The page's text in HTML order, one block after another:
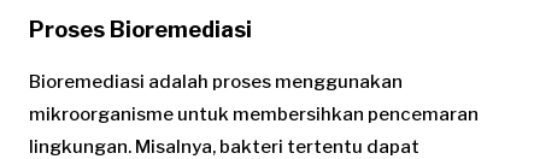
Proses Bioremediasi
Bioremediasi adalah proses menggunakan
mikroorganisme untuk membersihkan pencemaran
lingkungan. Misalnya, bakteri tertentu dapat